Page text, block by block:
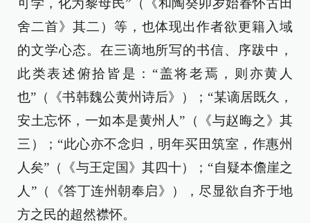
可学，化为黎母民”（《和陶癸卯岁始春怀古田
舍二首》其二）等，也体现出作者欲更籍入域
的文学心态。在三谪地所写的书信、序跋中，
此类表述俯拾皆是：“盖将老焉，则亦黄人
也”（《书韩魏公黄州诗后》）；“某谪居既久，
安土忘怀，一如本是黄州人”（《与赵晦之》其
三）；“此心亦不念归，明年买田筑室，作惠州
人矣”（《与王定国》其四十）；“自疑本儋崖之
人”（《答丁连州朝奉启》），尽显欲自齐于地
方之民的超然襟怀。